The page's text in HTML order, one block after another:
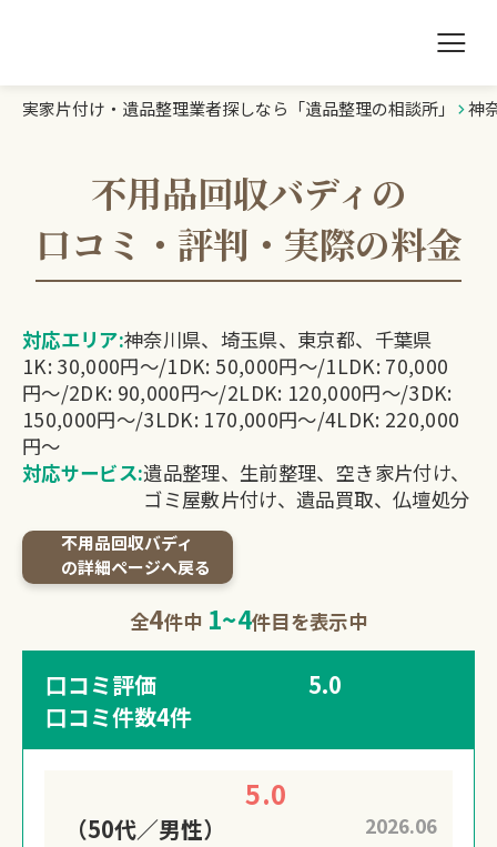
0120-20-1349
受付 8:30～17:30
無料・24時間受付
Webで無料見積りする
遺品整理の相談所TOP
業者を探す
ランキング
豆知識
実家片付け・遺品整理業者探しなら「遺品整理の相談所」 神
不用品回収バディの
口コミ・評判・実際の料金
対応エリア:神奈川県、埼玉県、東京都、千葉県
1K: 30,000円〜/1DK: 50,000円〜/1LDK: 70,000
円〜/2DK: 90,000円〜/2LDK: 120,000円〜/3DK:
150,000円〜/3LDK: 170,000円〜/4LDK: 220,000
円〜
対応サービス:遺品整理、生前整理、空き家片付け、
ゴミ屋敷片付け、遺品買取、仏壇処分
不用品回収バディ
の詳細ページへ戻る
全4件中 1~4件目を表示中
口コミ評価
5.0
口コミ件数4件
5.0
（50代／男性） 2026.06